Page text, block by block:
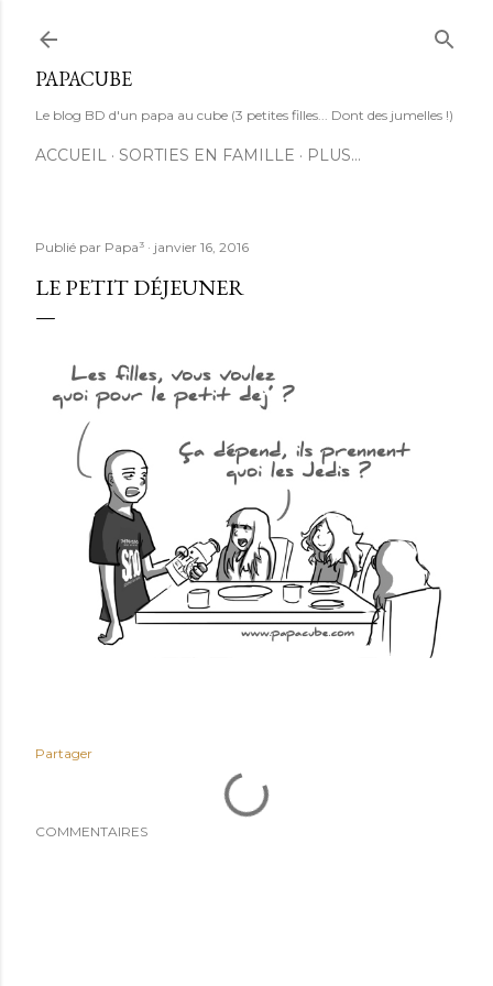
PAPACUBE
Le blog BD d'un papa au cube (3 petites filles... Dont des jumelles !)
ACCUEIL SORTIES EN FAMILLE PLUS…
Publié par Papa³ janvier 16, 2016
LE PETIT DÉJEUNER
Partager
COMMENTAIRES